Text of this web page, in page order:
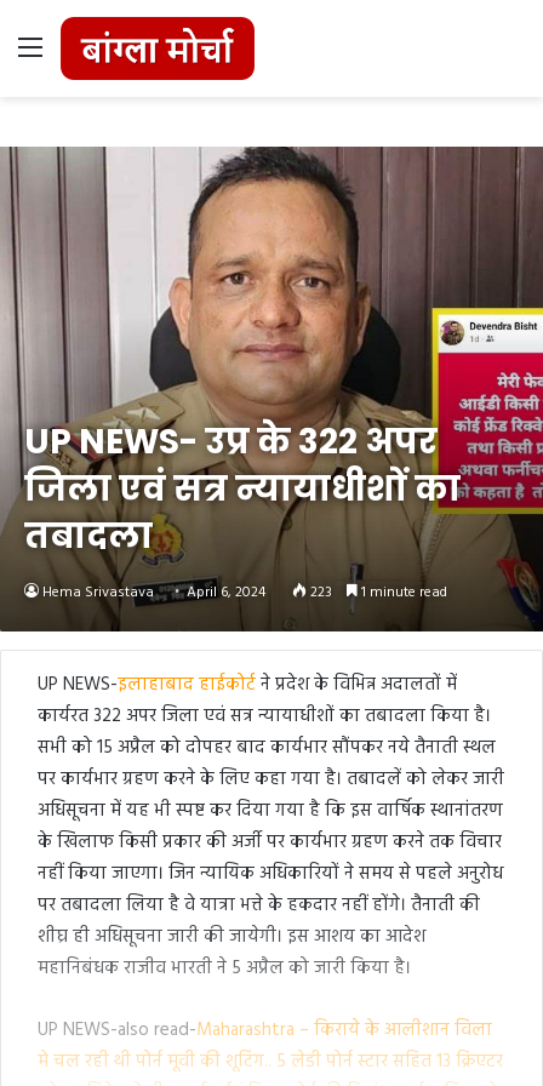
Menu
UP NEWS- उप्र के 322 अपर
जिला एवं सत्र न्यायाधीशों का
तबादला
Hema Srivastava April 6, 2024 223 1 minute read
UP NEWS-इलाहाबाद हाईकोर्टने प्रदेश के विभिन्न अदालतों में
कार्यरत 322 अपर जिला एवं सत्र न्यायाधीशों का तबादला किया है।
सभी को 15 अप्रैल को दोपहर बाद कार्यभार सौंपकर नये तैनाती स्थल
पर कार्यभार ग्रहण करने के लिए कहा गया है। तबादलें को लेकर जारी
अधिसूचना में यह भी स्पष्ट कर दिया गया है कि इस वार्षिक स्थानांतरण
के खिलाफ किसी प्रकार की अर्जी पर कार्यभार ग्रहण करने तक विचार
नहीं किया जाएगा। जिन न्यायिक अधिकारियों ने समय से पहले अनुरोध
पर तबादला लिया है वे यात्रा भत्ते के हकदार नहीं होंगे। तैनाती की
शीघ्र ही अधिसूचना जारी की जायेगी। इस आशय का आदेश
महानिबंधक राजीव भारती ने 5 अप्रैल को जारी किया है।
UP NEWS-also read-Maharashtra – किराये के आलीशान विला
मे चल रही थी पोर्न मूवी की शूटिंग.. 5 लेडी पोर्न स्टार सहित 13 क्रिएटर